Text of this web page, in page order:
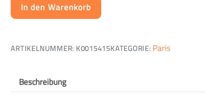
In den Warenkorb
ARTIKELNUMMER: K0015415KATEGORIE: Paris
Beschreibung